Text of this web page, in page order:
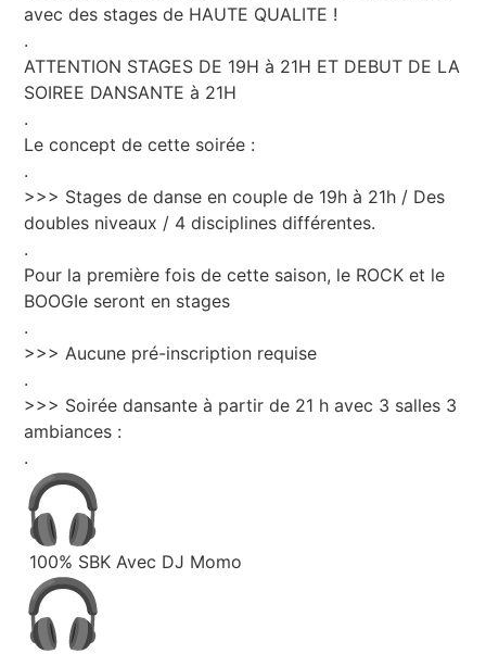
avec des stages de HAUTE QUALITE !
.
ATTENTION STAGES DE 19H à 21H ET DEBUT DE LA
SOIREE DANSANTE à 21H
.
Le concept de cette soirée :
.
>>> Stages de danse en couple de 19h à 21h / Des
doubles niveaux / 4 disciplines différentes.
.
Pour la première fois de cette saison, le ROCK et le
BOOGIe seront en stages
.
>>> Aucune pré-inscription requise
.
>>> Soirée dansante à partir de 21 h avec 3 salles 3
ambiances :
.
100% SBK Avec DJ Momo